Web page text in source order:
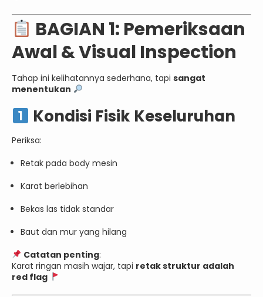
BAGIAN 1: Pemeriksaan
Awal & Visual Inspection
Tahap ini kelihatannya sederhana, tapi sangat
menentukan
Kondisi Fisik Keseluruhan
Periksa:
Retak pada body mesin
Karat berlebihan
Bekas las tidak standar
Baut dan mur yang hilang
Catatan penting:
Karat ringan masih wajar, tapi retak struktur adalah
red flag